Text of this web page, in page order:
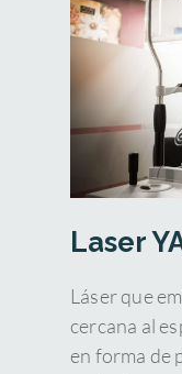
Laser
Láser que
cercana al
en forma de